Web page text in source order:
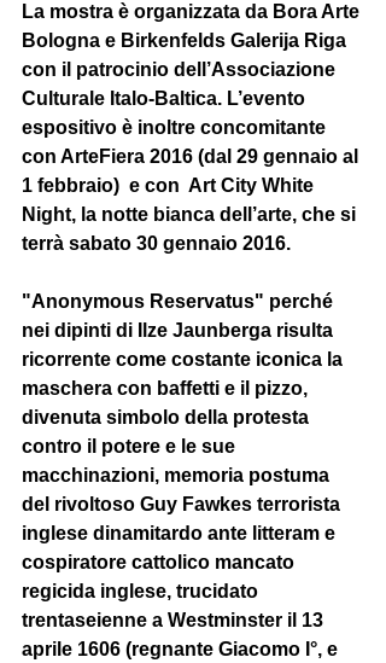
La mostra è organizzata da Bora Arte
Bologna e Birkenfelds Galerija Riga
con il patrocinio dell’Associazione
Culturale Italo-Baltica. L’evento
espositivo è inoltre concomitante
con ArteFiera 2016 (dal 29 gennaio al
1 febbraio)  e con  Art City White
Night, la notte bianca dell’arte, che si
terrà sabato 30 gennaio 2016.
"Anonymous Reservatus" perché
nei dipinti di Ilze Jaunberga risulta
ricorrente come costante iconica la
maschera con baffetti e il pizzo,
divenuta simbolo della protesta
contro il potere e le sue
macchinazioni, memoria postuma
del rivoltoso Guy Fawkes terrorista
inglese dinamitardo ante litteram e
cospiratore cattolico mancato
regicida inglese, trucidato
trentaseienne a Westminster il 13
aprile 1606 (regnante Giacomo I°, e